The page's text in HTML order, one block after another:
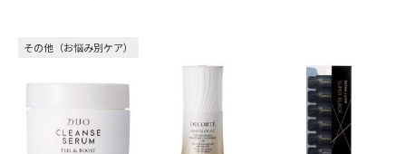
その他（お悩み別ケア）